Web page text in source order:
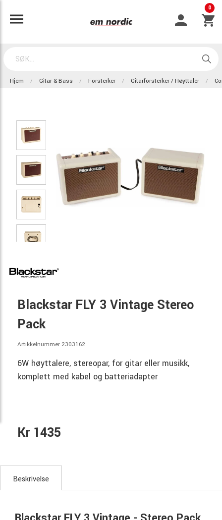
0
Hjem Gitar & Bass Forsterker Gitarforsterker / Høyttaler
Blackstar FLY 3 Vintage Stereo
Pack
Artikkelnummer 2303162
6W høyttalere, stereopar, for gitar eller musikk,
komplett med kabel og batteriadapter
Kr 1435
Beskrivelse